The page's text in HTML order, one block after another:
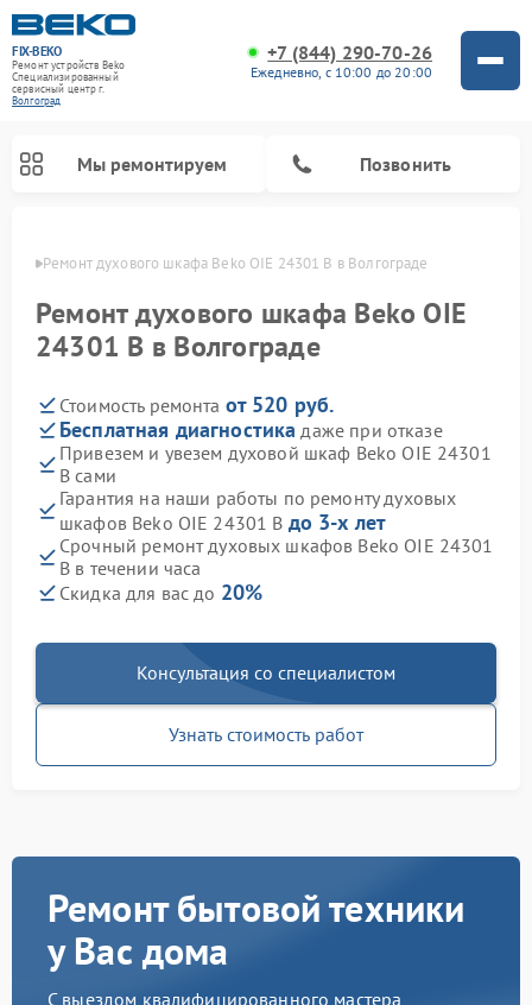
FIX-BEKO
Ремонт устройств Beko
Специализированный
cервисный центр г.
Волгоград
+7 (844) 290-70-26
Ежедневно, с 10:00 до 20:00
Мы ремонтируем Позвонить
Ремонт духового шкафа Beko OIE 24301 B в Волгограде
Ремонт духового шкафа Beko OIE
24301 B в Волгограде
Стоимость ремонта от 520 руб.
Бесплатная диагностика даже при отказе
Привезем и увезем духовой шкаф Beko OIE 24301
B сами
Гарантия на наши работы по ремонту духовых
шкафов Beko OIE 24301 B до 3-х лет
Срочный ремонт духовых шкафов Beko OIE 24301
B в течении часа
Скидка для вас до 20%
Консультация со специалистом
Узнать стоимость работ
Ремонт бытовой техники
у Вас дома
С выездом квалифицированного мастера